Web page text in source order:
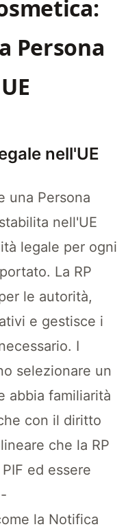
Persona
nell'UE
una Persona
nell'UE
legale per ogni
La RP
le autorità,
e gestisce i
I
selezionare un
abbia familiarità
con il diritto
che la RP
ed essere
la Notifica